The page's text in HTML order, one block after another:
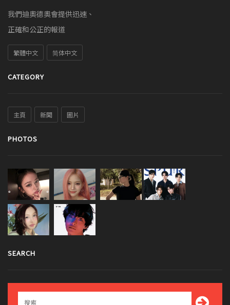
我們迪奧德奧會提供迅速、
正確和公正的報道
繁體中文 简体中文
CATEGORY
主頁 新聞 圖片
PHOTOS
SEARCH